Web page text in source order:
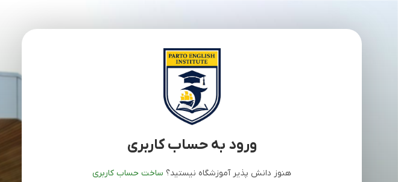
ورود به حساب کاربری
هنوز دانش پذیر آموزشگاه نیستید؟ ساخت حساب کاربری